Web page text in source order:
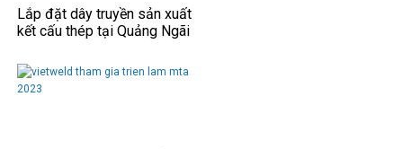
Lắp đặt dây truyền sản xuất
kết cấu thép tại Quảng Ngãi